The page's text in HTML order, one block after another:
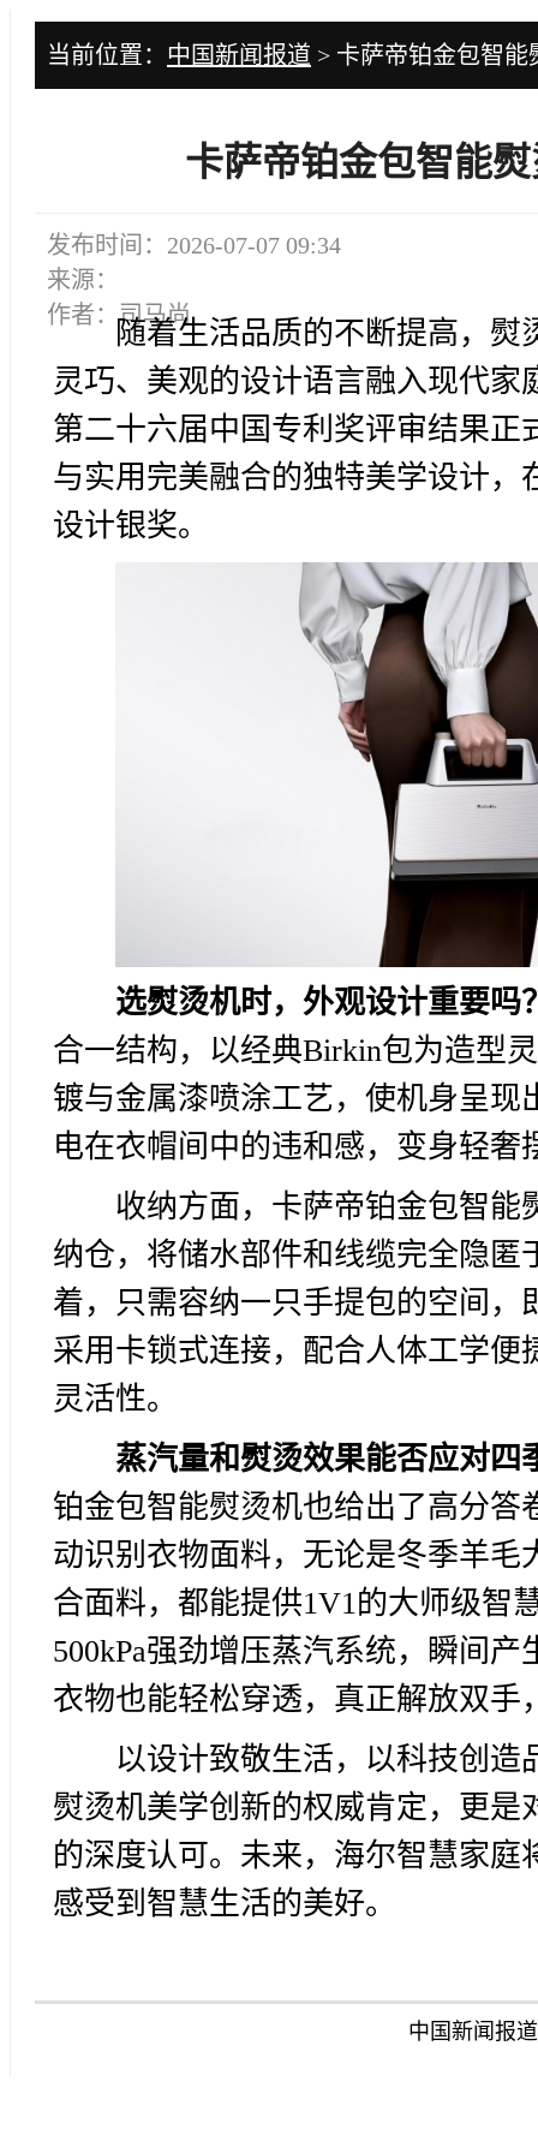
当前位置： 中国新闻报道 > 卡萨帝铂金包智
卡萨帝铂金包智能
发布时间：2026-07-07 09:34
来源：
作者：司马尚
随着生活品质的不断提高，
灵巧、美观的设计语言融入现代
第二十六届中国专利奖评审结果
与实用完美融合的独特美学设计
设计银奖。
选熨烫机时，外观设计重要吗
合一结构，以经典Birkin包为造型
镀与金属漆喷涂工艺，使机身呈
电在衣帽间中的违和感，变身轻奢
收纳方面，卡萨帝铂金包智能
纳仓，将储水部件和线缆完全隐
着，只需容纳一只手提包的空间
采用卡锁式连接，配合人体工学
灵活性。
蒸汽量和熨烫效果能否应对四
铂金包智能熨烫机也给出了高分
动识别衣物面料，无论是冬季羊
合面料，都能提供1V1的大师级智
500kPa强劲增压蒸汽系统，瞬间
衣物也能轻松穿透，真正解放双
以设计致敬生活，以科技创
熨烫机美学创新的权威肯定，更
的深度认可。未来，海尔智慧家
感受到智慧生活的美好。
中国新闻报